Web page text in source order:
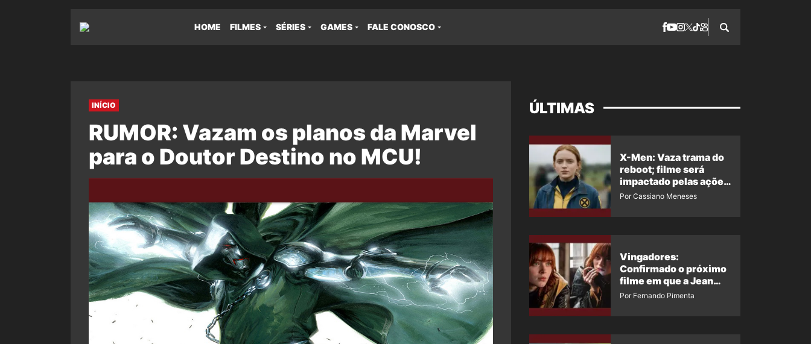
HOME FILMES SÉRIES GAMES FALE CONOSCO
INÍCIO
RUMOR: Vazam os planos da Marvel
para o Doutor Destino no MCU!
ÚLTIMAS
X-Men: Vaza trama do
reboot; filme será
impactado pelas ações
de Jean Grey em
Por Cassiano Meneses
Vingadores:
Confirmado o próximo
filme em que a Jean
Grey irá aparecer
Por Fernando Pimenta